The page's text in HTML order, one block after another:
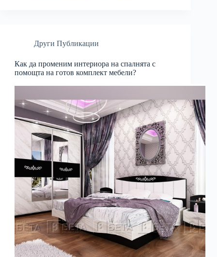
Други Публикации
Как да променим интериора на спалнята с
помощта на готов комплект мебели?